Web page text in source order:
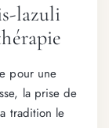
lazuli
pour une
la prise de
tradition le